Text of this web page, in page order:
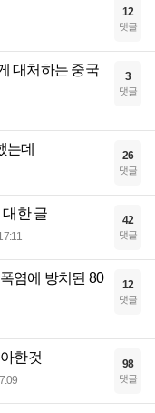
12
댓글
대처하는 중국
3
댓글
는데 26
댓글
한 글 42
댓글
염에 방치된 80
12
댓글
한것 98
댓글